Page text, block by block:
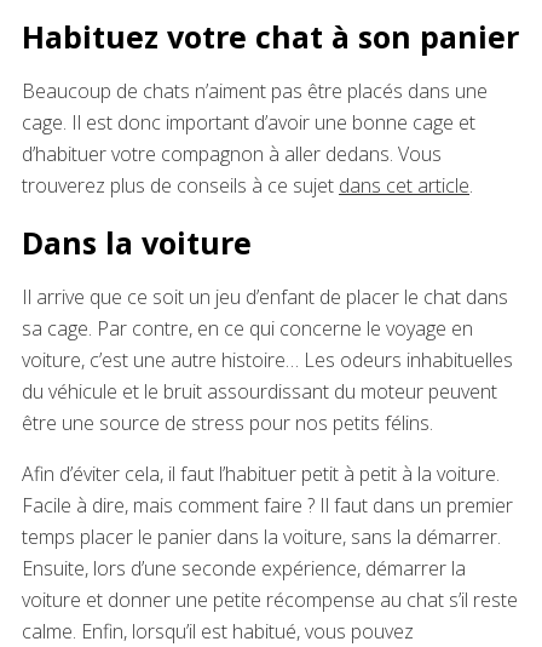
Habituez votre chat à son panier
Beaucoup de chats n’aiment pas être placés dans une
cage. Il est donc important d’avoir une bonne cage et
d’habituer votre compagnon à aller dedans. Vous
trouverez plus de conseils à ce sujet dans cet article.
Dans la voiture
Il arrive que ce soit un jeu d’enfant de placer le chat dans
sa cage. Par contre, en ce qui concerne le voyage en
voiture, c’est une autre histoire… Les odeurs inhabituelles
du véhicule et le bruit assourdissant du moteur peuvent
être une source de stress pour nos petits félins.
Afin d’éviter cela, il faut l’habituer petit à petit à la voiture.
Facile à dire, mais comment faire ? Il faut dans un premier
temps placer le panier dans la voiture, sans la démarrer.
Ensuite, lors d’une seconde expérience, démarrer la
voiture et donner une petite récompense au chat s’il reste
calme. Enfin, lorsqu’il est habitué, vous pouvez